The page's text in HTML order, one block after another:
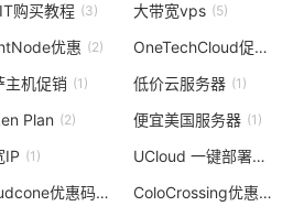
购买教程 (3) 大带宽vps (5)
优惠 (2) OneTechCloud促销
主机促销 (1) 低价云服务器 (1)
Plan (2) 便宜美国服务器 (1)
IP (1)
UCloud 一键部署OpenClaw
cloudcone优惠码(3) ColoCrossing优惠码